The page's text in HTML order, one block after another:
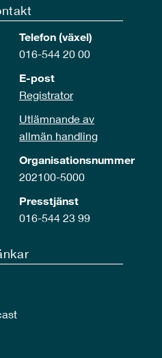
Telefon (växel)
016-544 20 00
E-post
Registrator
Utlämnande av
allmän handling
Organisationsnummer
202100-5000
Presstjänst
016-544 23 99